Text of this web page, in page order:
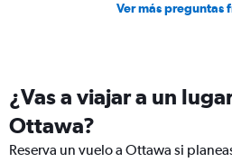
Ver más preguntas
¿Vas a viajar a un
Ottawa?
Reserva un vuelo a Ottawa si